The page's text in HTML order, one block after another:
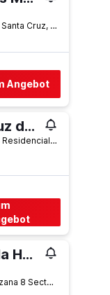
Paseo Punta Santa Cruz, Manzana 1 lote 4, La Crucecita, Oaxaca, Mexiko
Angebot
Villas Luz de Luna & Resort
Mz 2 Lote 14 Residencial Arrocito, La Crucecita, Oaxaca, Mexiko
Xquenda Huatulco Spa
Lote# 2 Manzana 8 Sector P, Playa Principal Chahue, Vialidad Lambda, Bahía Chahué, Bahias de Huatulco, La Crucecita, Oaxaca, Mexiko